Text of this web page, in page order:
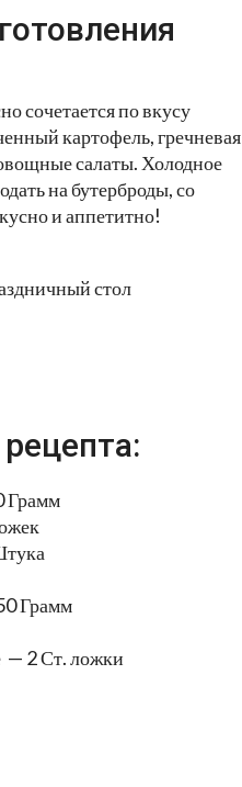
сочетается по вкусу
картофель, гречневая
салаты. Холодное
на бутерброды, со
и аппетитно!
стол
Грамм
— 2 Ст. ложки